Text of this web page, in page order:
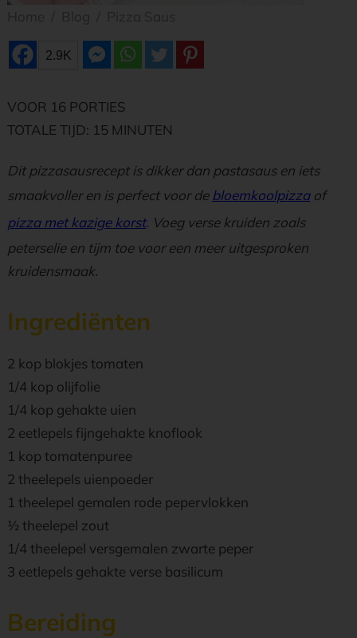
2.9K
VOOR 16 PORTIES
TOTALE TIJD: 15 MINUTEN
Dit pizzasausrecept is dikker dan pastasaus en iets
smaakvoller en is perfect voor de bloemkoolpizzaof
pizza met kazige korst. Voeg verse kruiden zoals
peterselie en tijm toe voor een meer uitgesproken
kruidensmaak.
Ingrediënten
2 kop blokjes tomaten
1/4 kop olijfolie
1/4 kop gehakte uien
2 eetlepels fijngehakte knoflook
1 kop tomatenpuree
2 theelepels uienpoeder
1 theelepel gemalen rode pepervlokken
1⁄2 theelepel zout
1/4 theelepel versgemalen zwarte peper
3 eetlepels gehakte verse basilicum
Bereiding